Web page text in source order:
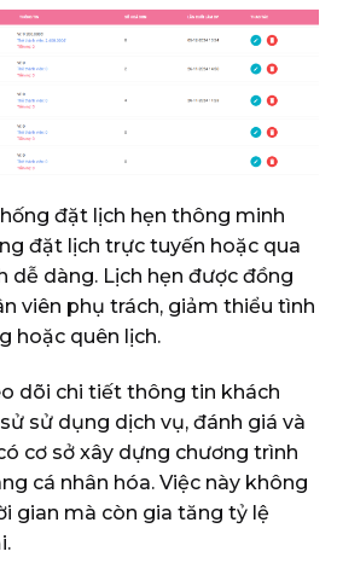
đặt lịch hẹn thông minh
đặt lịch trực tuyến hoặc qua
dễ dàng. Lịch hẹn được đồng
viên phụ trách, giảm thiểu tình
hoặc quên lịch.
dõi chi tiết thông tin khách
sử dụng dịch vụ, đánh giá và
cơ sở xây dựng chương trình
cá nhân hóa. Việc này không
gian mà còn gia tăng tỷ lệ